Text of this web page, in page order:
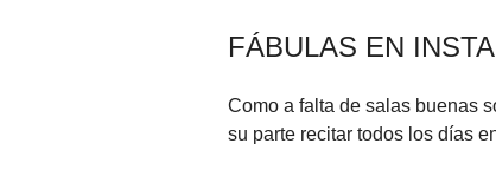
FÁBULAS EN
Como a falta de salas buenas
su parte recitar todos los días